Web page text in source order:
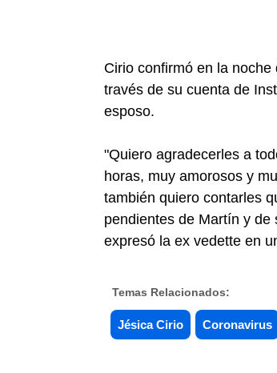
Cirio confirmó en la
través de su cuenta de
esposo.
"Quiero agradecerles a
horas, muy amorosos y
también quiero contarles
pendientes de Martín y de
expresó la ex vedette en
Temas Relacionados:
Jésica Cirio Coronavirus